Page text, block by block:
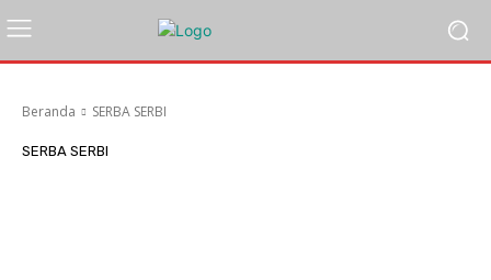
Beranda SERBA SERBI
SERBA SERBI